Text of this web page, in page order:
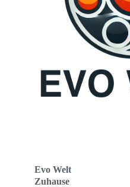
Evo Welt
Zuhause